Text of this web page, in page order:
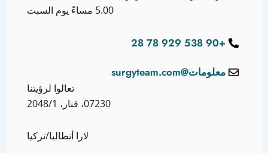
5.00 مساءً يوم السبت
+90 538 929 78 28
معلومات@surgyteam.com
تعالوا لرؤيتنا
07230، فنار، 2048/1
لارا أنطاليا/تركيا